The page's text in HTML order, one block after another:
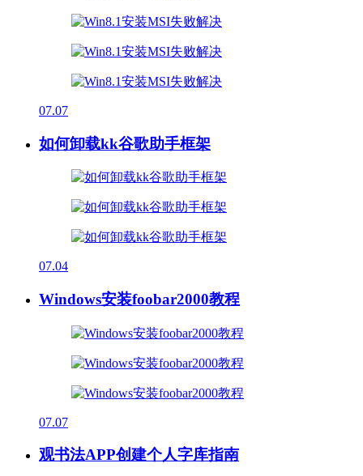
07.07
如何卸载kk谷歌助手框架
07.04
Windows安装foobar2000教程
07.07
观书法APP创建个人字库指南